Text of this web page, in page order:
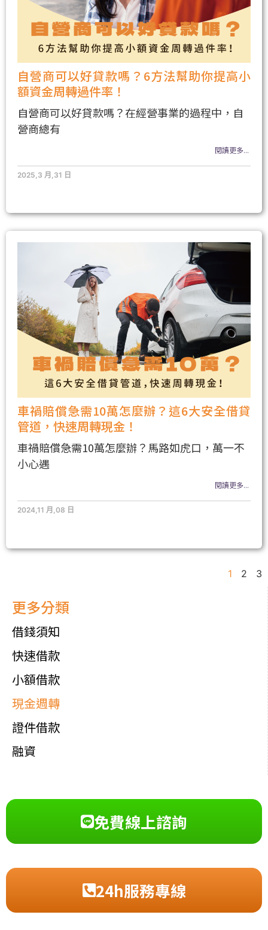
更多分類
借錢須知
快速借款
小額借款
現金週轉
證件借款
融資
自營商可以好貸款嗎？6方法幫助你提高小
額資金周轉過件率！
自營商可以好貸款嗎？在經營事業的過程中，自
營商總有
閱讀更多...
2025,3 月,31 日
車禍賠償急需10萬怎麼辦？這6大安全借貸
管道，快速周轉現金！
車禍賠償急需10萬怎麼辦？馬路如虎口，萬一不
小心遇
閱讀更多...
2024,11 月,08 日
1 2 3
免費線上諮詢
24h服務專線